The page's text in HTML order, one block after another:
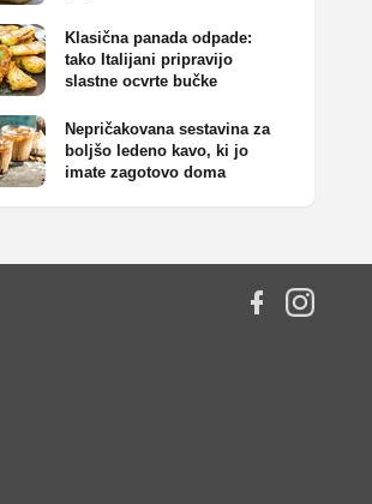
Klasična panada odpade:
tako Italijani pripravijo
slastne ocvrte bučke
Nepričakovana sestavina za
boljšo ledeno kavo, ki jo
imate zagotovo doma